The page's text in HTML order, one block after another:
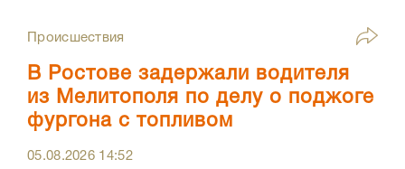
Происшествия
В Ростове задержали водителя
из Мелитополя по делу о поджоге
фургона с топливом
05.08.2026 14:52